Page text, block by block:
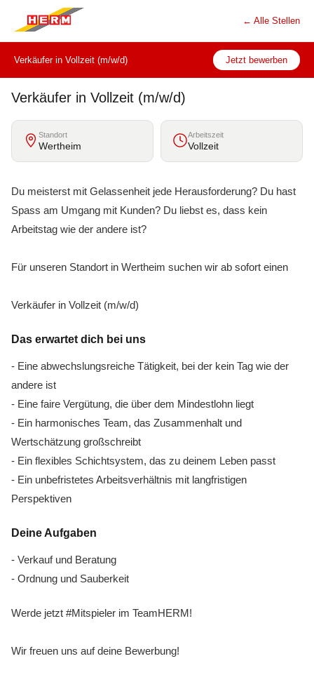
← Alle Stellen
Verkäufer in Vollzeit (m/w/d) Jetzt bewerben
Verkäufer in Vollzeit (m/w/d)
Standort
Wertheim
Arbeitszeit
Vollzeit
Du meisterst mit Gelassenheit jede Herausforderung? Du hast
Spass am Umgang mit Kunden? Du liebst es, dass kein
Arbeitstag wie der andere ist?
Für unseren Standort in Wertheim suchen wir ab sofort einen
Verkäufer in Vollzeit (m/w/d)
Das erwartet dich bei uns
- Eine abwechslungsreiche Tätigkeit, bei der kein Tag wie der
andere ist
- Eine faire Vergütung, die über dem Mindestlohn liegt
- Ein harmonisches Team, das Zusammenhalt und
Wertschätzung großschreibt
- Ein flexibles Schichtsystem, das zu deinem Leben passt
- Ein unbefristetes Arbeitsverhältnis mit langfristigen
Perspektiven
Deine Aufgaben
- Verkauf und Beratung
- Ordnung und Sauberkeit
Werde jetzt #Mitspieler im TeamHERM!
Wir freuen uns auf deine Bewerbung!